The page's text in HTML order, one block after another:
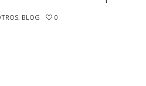
, BLOG 0